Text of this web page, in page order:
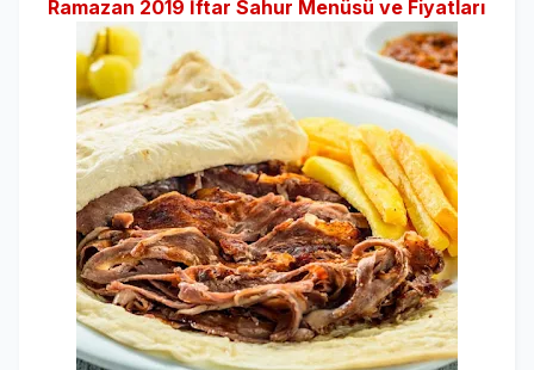
Ramazan 2019 İftar Sahur Menüsü ve Fiyatları